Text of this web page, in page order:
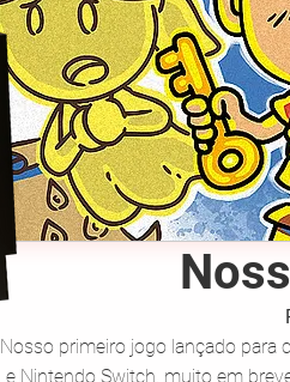
Nosso primeiro jogo lançado para
e Nintendo Switch, muito em